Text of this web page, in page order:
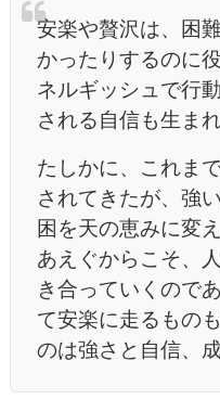
安楽や贅沢は、困
かったりするのに
ネルギッシュで行
される自信も生まれ
たしかに、これま
されてきたが、強
困を天の恵みに変
あえぐからこそ、
き合っていくので
て安楽に走るもの
のは強さと自信、